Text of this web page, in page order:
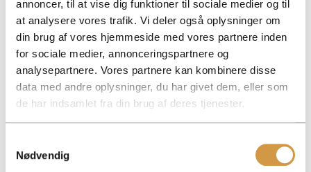
annoncer, til at vise dig funktioner til sociale medier og til
at analysere vores trafik. Vi deler også oplysninger om
din brug af vores hjemmeside med vores partnere inden
for sociale medier, annonceringspartnere og
analysepartnere. Vores partnere kan kombinere disse
data med andre oplysninger, du har givet dem, eller som
de har indsamlet fra din brug af deres tjenester.
Nødvendig
Sådan registrerer du reklamebeskyttelse i CVR og undgår uønskede
salgsopkald til din virksomhed.
Facebook
Mastodon
EmailShare